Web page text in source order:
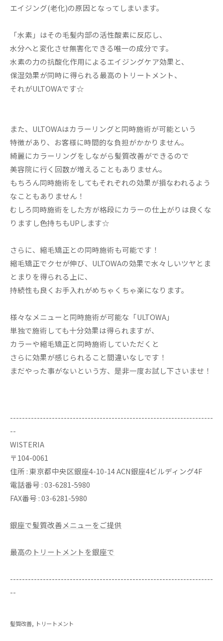
エイジング(老化)の原因となってしまいます。
「水素」はその毛髪内部の活性酸素に反応し、
水分へと変化させ無害化できる唯一の成分です。
水素の力の抗酸化作用によるエイジングケア効果と、
保湿効果が同時に得られる最高のトリートメント、
それがULTOWAです☆
また、ULTOWAはカラーリングと同時施術が可能という
特徴があり、お客様に時間的な負担がかかりません。
綺麗にカラーリングをしながら髪質改善ができるので
美容院に行く回数が増えることもありません。
もちろん同時施術をしてもそれぞれの効果が損なわれるよう
なこともありません！
むしろ同時施術をした方が格段にカラーの仕上がりは良くな
りますし色持ちもUPします☆
さらに、縮毛矯正との同時施術も可能です！
縮毛矯正でクセが伸び、ULTOWAの効果で水々しいツヤとま
とまりを得られる上に、
持続性も良くお手入れがめちゃくちゃ楽になります。
様々なメニューと同時施術が可能な「ULTOWA」
単独で施術しても十分効果は得られますが、
カラーや縮毛矯正と同時施術していただくと
さらに効果が感じられること間違いなしです！
まだやった事がないという方、是非一度お試し下さいませ！
--------------------------------------------------------------------
--
WISTERIA
〒104-0061
住所 : 東京都中央区銀座4-10-14 ACN銀座4ビルディング4F
電話番号 : 03-6281-5980
FAX番号 : 03-6281-5980
銀座で髪質改善メニューをご提供
最高のトリートメントを銀座で
--------------------------------------------------------------------
--
髪質改善 トリートメント